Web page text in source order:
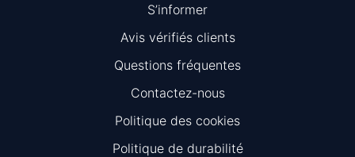
Information
S’informer
Avis vérifiés clients
Questions fréquentes
Contactez-nous
Politique des cookies
Politique de durabilité